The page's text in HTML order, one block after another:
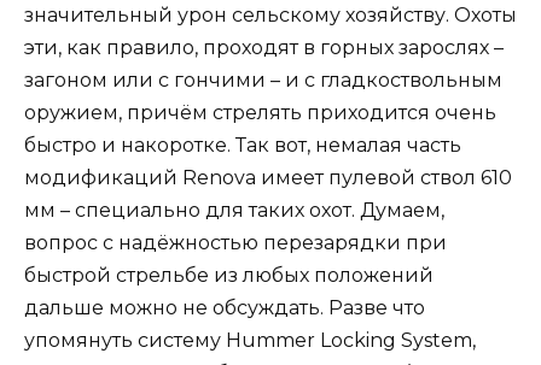
значительный урон сельскому хозяйству. Охоты
эти, как правило, проходят в горных зарослях –
загоном или с гончими – и с гладкоствольным
оружием, причём стрелять приходится очень
быстро и накоротке. Так вот, немалая часть
модификаций Renova имеет пулевой ствол 610
мм – специально для таких охот. Думаем,
вопрос с надёжностью перезарядки при
быстрой стрельбе из любых положений
дальше можно не обсуждать. Разве что
упомянуть систему Hummer Locking System,